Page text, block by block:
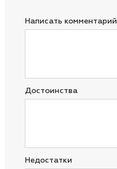
Написать комментарий
Достоинства
Недостатки